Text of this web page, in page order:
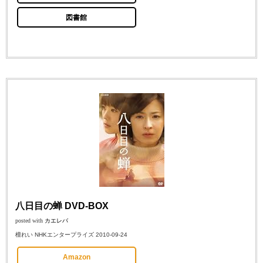
図書館
八日目の蝉 DVD-BOX
posted with カエレバ
檀れい NHKエンタープライズ 2010-09-24
Amazon